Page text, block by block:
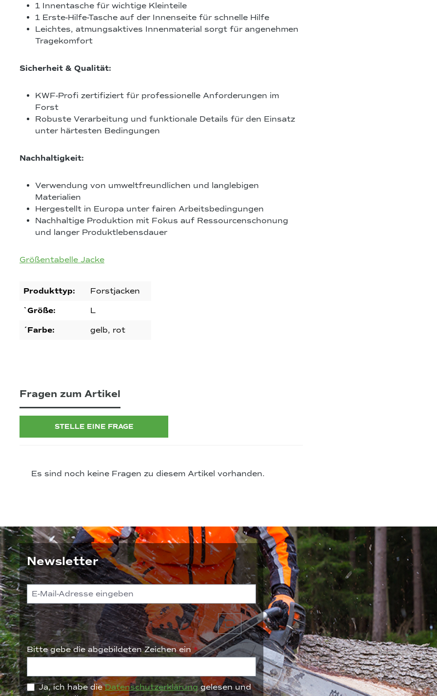
1 Innentasche für wichtige Kleinteile
1 Erste-Hilfe-Tasche auf der Innenseite für schnelle Hilfe
Leichtes, atmungsaktives Innenmaterial sorgt für angenehmen
Tragekomfort
Sicherheit & Qualität:
KWF-Profi zertifiziert für professionelle Anforderungen im
Forst
Robuste Verarbeitung und funktionale Details für den Einsatz
unter härtesten Bedingungen
Nachhaltigkeit:
Verwendung von umweltfreundlichen und langlebigen
Materialien
Hergestellt in Europa unter fairen Arbeitsbedingungen
Nachhaltige Produktion mit Fokus auf Ressourcenschonung
und langer Produktlebensdauer
Größentabelle Jacke
Produkttyp:
Forstjacken
`Größe:
L
´Farbe:
gelb, rot
Fragen zum Artikel
STELLE EINE FRAGE
Es sind noch keine Fragen zu diesem Artikel vorhanden.
Newsletter
Bitte gebe die abgebildeten Zeichen ein*
Ja, ich habe dieDatenschutzerklärunggelesen und